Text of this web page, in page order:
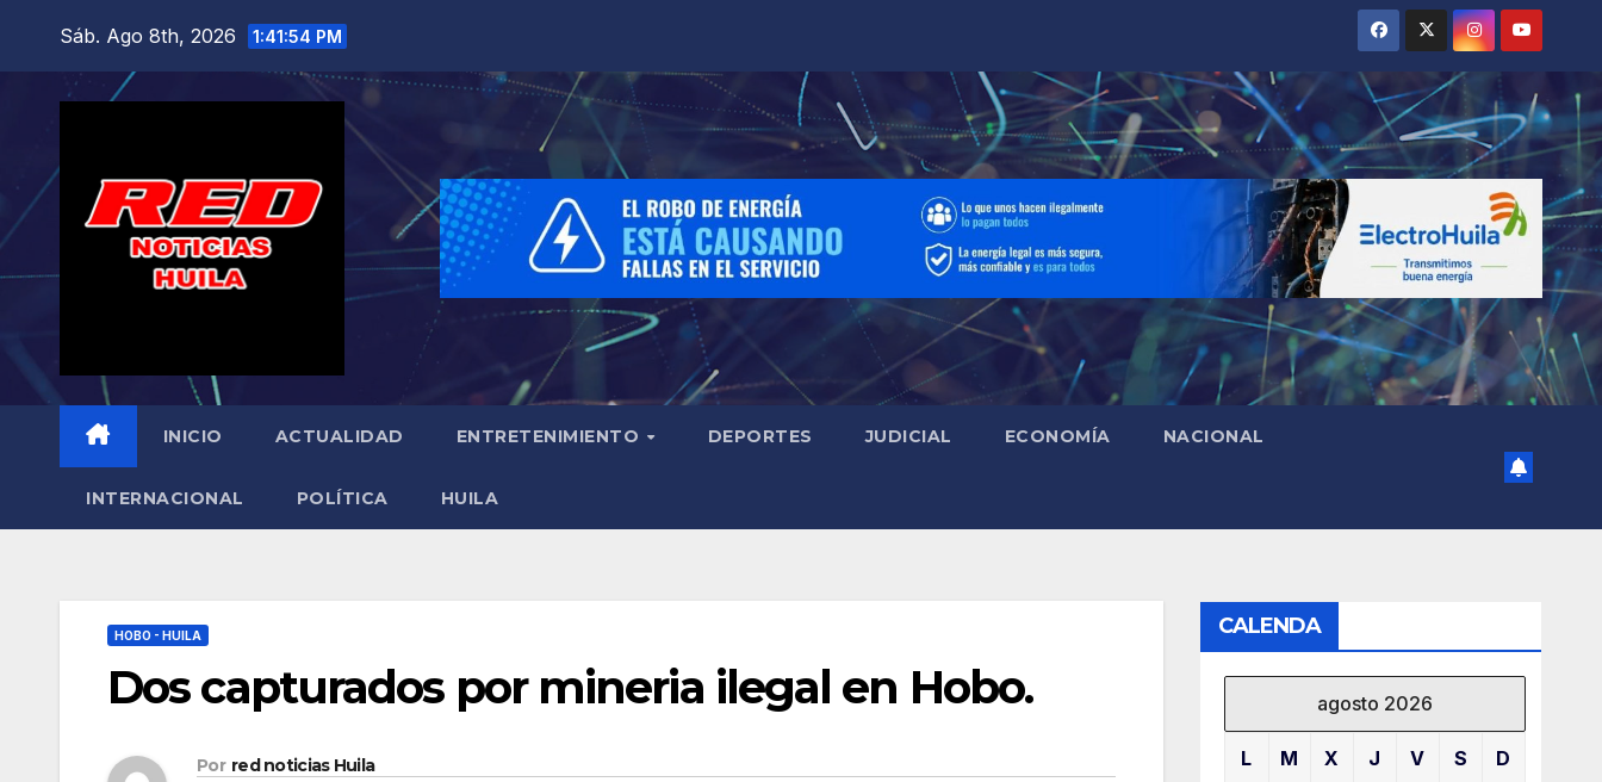
contenido
Sáb. Ago 8th, 2026 1:41:56 PM
INICIO ACTUALIDAD ENTRETENIMIENTO DEPORTES JUDICIAL ECONOMÍA NACIONAL
INTERNACIONAL POLÍTICA HUILA
HOBO - HUILA
Dos capturados por mineria ilegal en Hobo.
Por red noticias Huila
CALENDA
agosto 2026
L M X J V S D